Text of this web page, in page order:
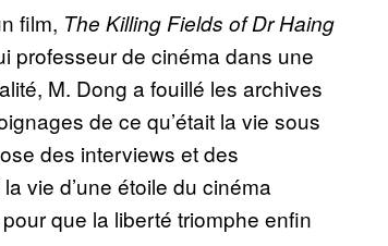
film, The Killing Fields of Dr Haing
professeur de cinéma dans une
M. Dong a fouillé les archives
de ce qu’était la vie sous
des interviews et des
vie d’une étoile du cinéma
que la liberté triomphe enfin